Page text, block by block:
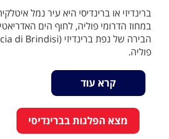
ברינדיזי או ברינדיסי היא עיר נמל
במחוז הדרומי פוליה, לחוף הים
פוליה.
קרא עוד
מצא הפלגות בברינדיסי